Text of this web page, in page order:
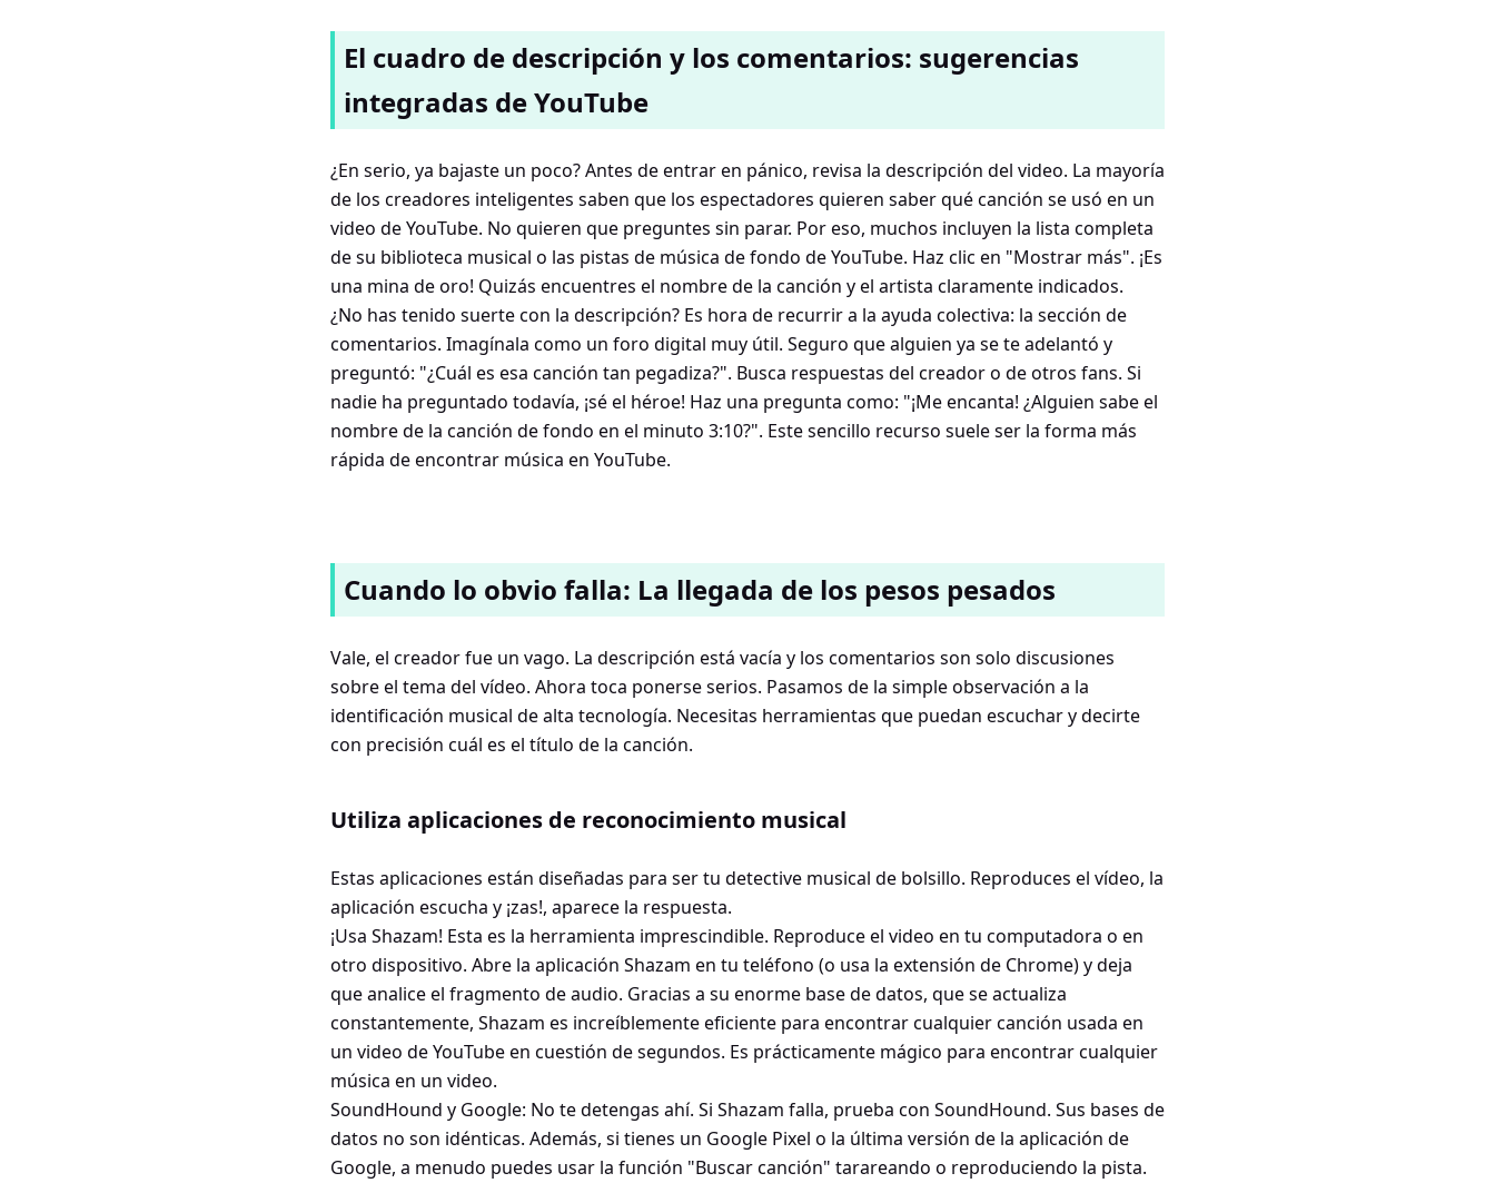
El cuadro de descripción y los comentarios: sugerencias
integradas de YouTube
¿En serio, ya bajaste un poco? Antes de entrar en pánico, revisa la descripción del video. La mayoría
de los creadores inteligentes saben que los espectadores quieren saber qué canción se usó en un
video de YouTube. No quieren que preguntes sin parar. Por eso, muchos incluyen la lista completa
de su biblioteca musical o las pistas de música de fondo de YouTube. Haz clic en "Mostrar más". ¡Es
una mina de oro! Quizás encuentres el nombre de la canción y el artista claramente indicados.
¿No has tenido suerte con la descripción? Es hora de recurrir a la ayuda colectiva: la sección de
comentarios. Imagínala como un foro digital muy útil. Seguro que alguien ya se te adelantó y
preguntó: "¿Cuál es esa canción tan pegadiza?". Busca respuestas del creador o de otros fans. Si
nadie ha preguntado todavía, ¡sé el héroe! Haz una pregunta como: "¡Me encanta! ¿Alguien sabe el
nombre de la canción de fondo en el minuto 3:10?". Este sencillo recurso suele ser la forma más
rápida de encontrar música en YouTube.
Cuando lo obvio falla: La llegada de los pesos pesados
Vale, el creador fue un vago. La descripción está vacía y los comentarios son solo discusiones
sobre el tema del vídeo. Ahora toca ponerse serios. Pasamos de la simple observación a la
identificación musical de alta tecnología. Necesitas herramientas que puedan escuchar y decirte
con precisión cuál es el título de la canción.
Utiliza aplicaciones de reconocimiento musical
Estas aplicaciones están diseñadas para ser tu detective musical de bolsillo. Reproduces el vídeo, la
aplicación escucha y ¡zas!, aparece la respuesta.
¡Usa Shazam! Esta es la herramienta imprescindible. Reproduce el video en tu computadora o en
otro dispositivo. Abre la aplicación Shazam en tu teléfono (o usa la extensión de Chrome) y deja
que analice el fragmento de audio. Gracias a su enorme base de datos, que se actualiza
constantemente, Shazam es increíblemente eficiente para encontrar cualquier canción usada en
un video de YouTube en cuestión de segundos. Es prácticamente mágico para encontrar cualquier
música en un video.
SoundHound y Google: No te detengas ahí. Si Shazam falla, prueba con SoundHound. Sus bases de
datos no son idénticas. Además, si tienes un Google Pixel o la última versión de la aplicación de
Google, a menudo puedes usar la función "Buscar canción" tarareando o reproduciendo la pista.